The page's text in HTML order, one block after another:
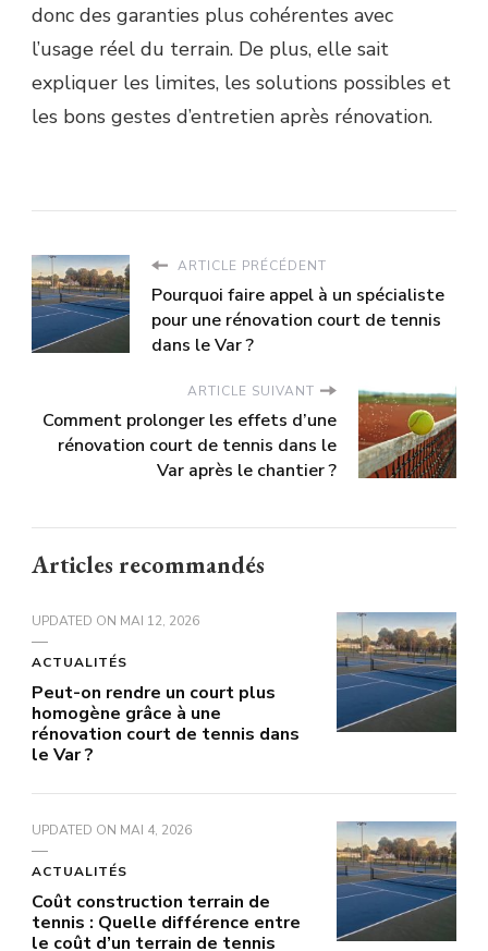
donc des garanties plus cohérentes avec
l’usage réel du terrain. De plus, elle sait
expliquer les limites, les solutions possibles et
les bons gestes d’entretien après rénovation.
ARTICLE PRÉCÉDENT
Pourquoi faire appel à un spécialiste
pour une rénovation court de tennis
dans le Var ?
ARTICLE SUIVANT
Comment prolonger les effets d’une
rénovation court de tennis dans le
Var après le chantier ?
Articles recommandés
UPDATED ON MAI 12, 2026
ACTUALITÉS
Peut-on rendre un court plus
homogène grâce à une
rénovation court de tennis dans
le Var ?
UPDATED ON MAI 4, 2026
ACTUALITÉS
Coût construction terrain de
tennis : Quelle différence entre
le coût d’un terrain de tennis